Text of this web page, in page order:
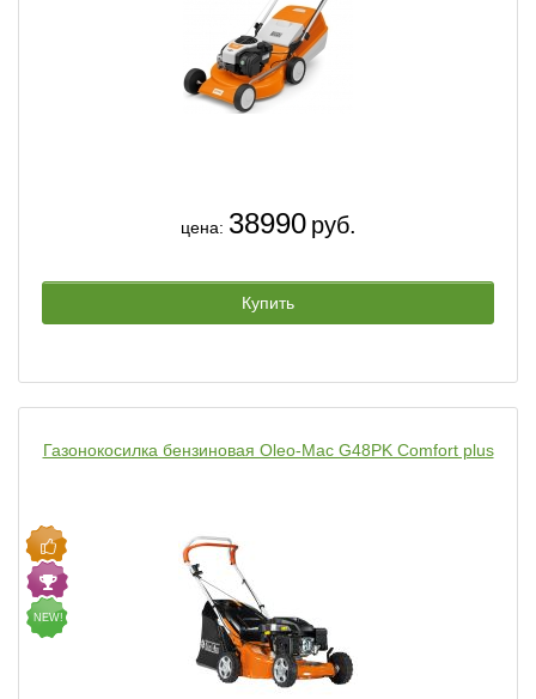
цена: 38990 руб.
Купить
Газонокосилка бензиновая Oleo-Mac G48PK Comfort plus
NEW!